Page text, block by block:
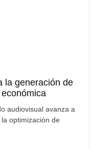
la generación de
audiovisual avanza a
optimización de